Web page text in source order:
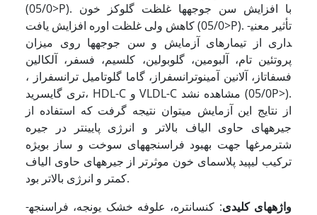
(05/0>‌P). با افزایش سن جوجه­­ها غلظت گلوکز خون
کاهش ولی غلظت اوره افزایش یافت (05/0>‌P). تأثیر معنی­­
داری از تیمارهای آزمایش و سن جوجه­ها روی میزان
پروتئین تام، آلبومین، گلوبولین، کلسیم، فسفر، آلکالین
فسفاتاز، آلانین آمینوترانسفراز، گاما گلوتامیل ترانسفراز ،
تری گایسرید، HDL-C و VLDL-C مشاهده نشد (05/0P>).
از نتایج این آزمایش می­توان نتیجه گرفت که استفاده از
جیره­های حاوی الیاف بالاتر و انرژی پایینتر در جیره
شترمرغها جهت بهبود فراسنجه­های سوخت و ساز بویژه
ترکیب لیپید پلاسمای خون موثرتر از جیره­های حاوی الیاف
کمتر و انرژی بالاتر بود.
واژه­های کلیدی: کنسانتره، علوفه خشک یونجه، فراسنجه­